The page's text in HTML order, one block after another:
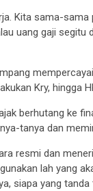
Kita sama-sama
uang gaji segitu
Kry, hingga
berhutang ke
tanya dan
resmi dan
lah yang
siapa yang